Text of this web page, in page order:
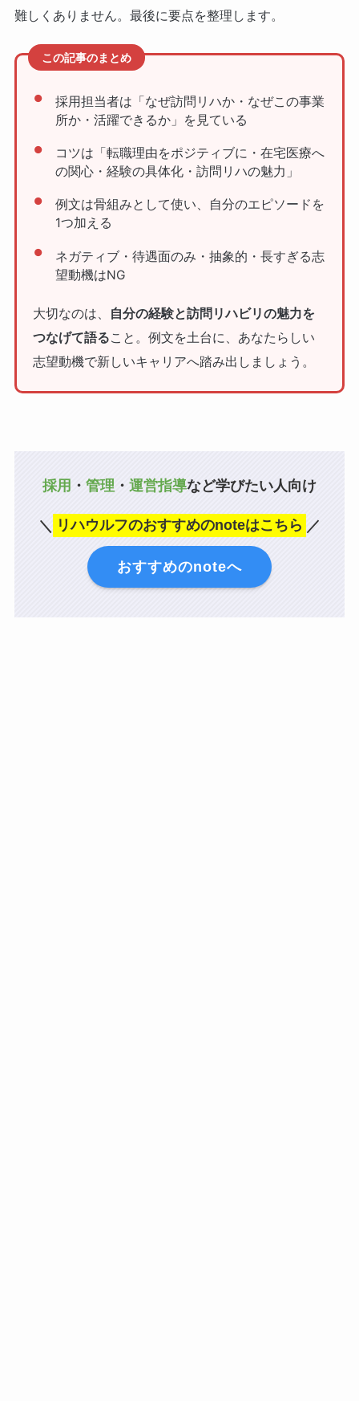
難しくありません。最後に要点を整理します。
この記事のまとめ
採用担当者は「なぜ訪問リハか・なぜこの事業
所か・活躍できるか」を見ている
コツは「転職理由をポジティブに・在宅医療へ
の関心・経験の具体化・訪問リハの魅力」
例文は骨組みとして使い、自分のエピソードを
1つ加える
ネガティブ・待遇面のみ・抽象的・長すぎる志
望動機はNG
大切なのは、
自分の経験と訪問リハビリの魅力を
つなげて語ること。例文を土台に、あなたらしい
志望動機で新しいキャリアへ踏み出しましょう。
採用 ・ 管理 ・ 運営指導など学びたい人向け
＼ リハウルフのおすすめのnoteはこちら ／
おすすめのnoteへ